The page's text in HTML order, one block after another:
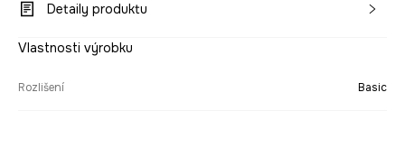
Detaily produktu
Vlastnosti výrobku
Rozlišení Basic